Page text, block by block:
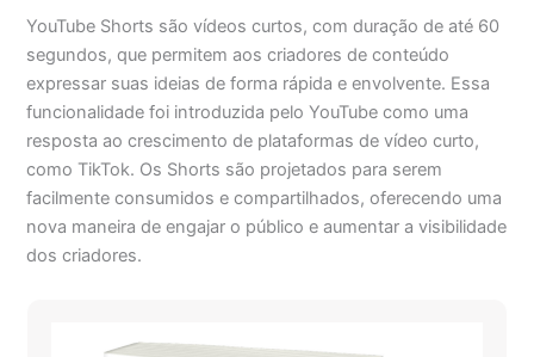
YouTube Shorts são vídeos curtos, com duração de até 60
segundos, que permitem aos criadores de conteúdo
expressar suas ideias de forma rápida e envolvente. Essa
funcionalidade foi introduzida pelo YouTube como uma
resposta ao crescimento de plataformas de vídeo curto,
como TikTok. Os Shorts são projetados para serem
facilmente consumidos e compartilhados, oferecendo uma
nova maneira de engajar o público e aumentar a visibilidade
dos criadores.